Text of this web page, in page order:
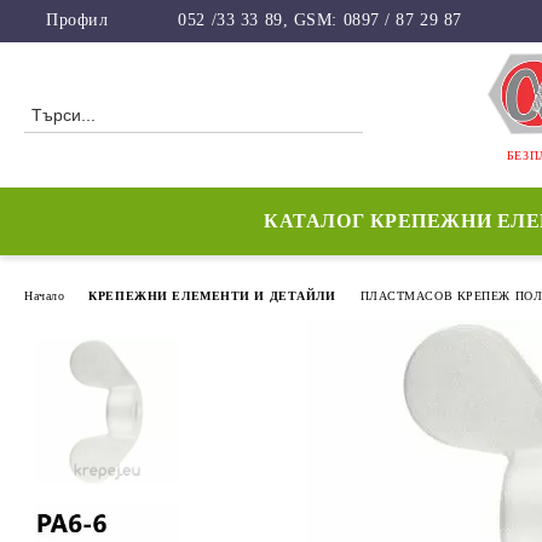
Профил 052 /33 33 89, GSM: 0897 / 87 29 87
КАТАЛОГ КРЕПЕЖНИ
Начало КРЕПЕЖНИ ЕЛЕМЕНТИ И ДЕТАЙЛИ ПЛАСТМАСОВ КРЕПЕЖ